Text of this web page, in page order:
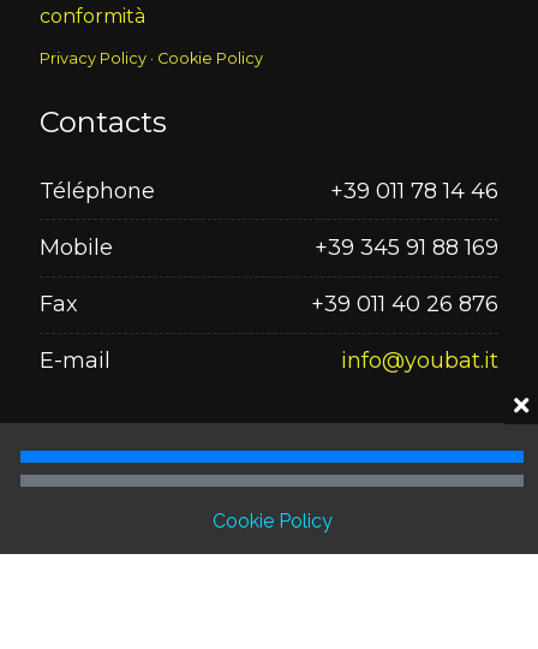
conformità
Privacy Policy · Cookie Policy
Contacts
Téléphone +39 011 78 14 46
Mobile +39 345 91 88 169
Fax +39 011 40 26 876
E-mail info@youbat.it
Cookie Policy